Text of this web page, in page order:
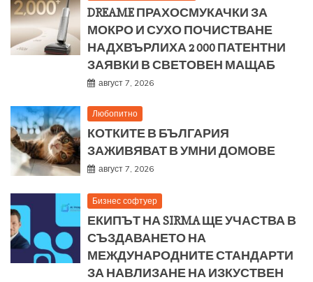
DREAME ПРАХОСМУКАЧКИ ЗА
МОКРО И СУХО ПОЧИСТВАНЕ
НАДХВЪРЛИХА 2 000 ПАТЕНТНИ
ЗАЯВКИ В СВЕТОВЕН МАЩАБ
август 7, 2026
Любопитно
КОТКИТЕ В БЪЛГАРИЯ
ЗАЖИВЯВАТ В УМНИ ДОМОВЕ
август 7, 2026
Бизнес софтуер
ЕКИПЪТ НА SIRMA ЩЕ УЧАСТВА В
СЪЗДАВАНЕТО НА
МЕЖДУНАРОДНИТЕ СТАНДАРТИ
ЗА НАВЛИЗАНЕ НА ИЗКУСТВЕН